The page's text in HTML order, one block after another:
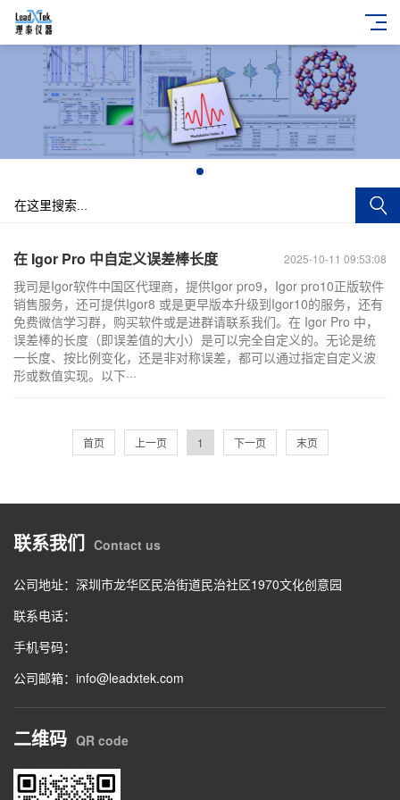
2025-10-11 09:53:08
在 Igor Pro 中自定义误差棒长度
我司是Igor软件中国区代理商，提供Igor pro9，Igor pro10正版软件
销售服务，还可提供Igor8 或是更早版本升级到Igor10的服务，还有
免费微信学习群，购买软件或是进群请联系我们。在 Igor Pro 中，
误差棒的长度（即误差值的大小）是可以完全自定义的。无论是统
一长度、按比例变化，还是非对称误差，都可以通过指定自定义波
形或数值实现。以下···
首页 上一页 1 下一页 末页
联系我们 Contact us
公司地址：深圳市龙华区民治街道民治社区1970文化创意园
联系电话：
手机号码：
公司邮箱：info@leadxtek.com
二维码 QR code